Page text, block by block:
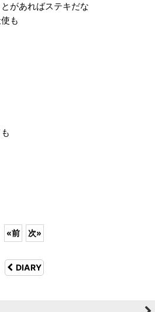
があればステキだな
も
«前 次»
DIARY